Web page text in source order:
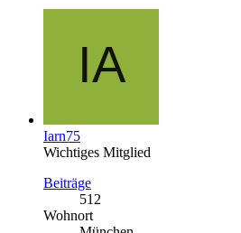
Iarn75
Wichtiges Mitglied
Beiträge
512
Wohnort